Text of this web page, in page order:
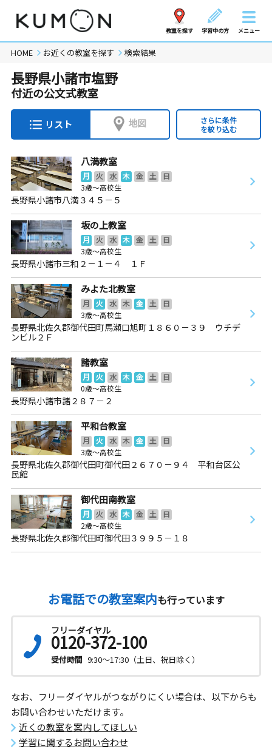
教室を探す 学習中の方 メニュー
HOME お近くの教室を探す 検索結果
長野県小諸市塩野
付近の公文式教室
リスト 地図
さらに条件
を絞り込む
八満教室
月 火 水 木 金 土
日
3歳～高校生
長野県小諸市八満３４５－５
坂の上教室
月 火 水 木 金 土
日
3歳～高校生
長野県小諸市三和２－１－４ １Ｆ
みよた北教室
月 火 水 木 金 土
日
3歳～高校生
長野県北佐久郡御代田町馬瀬口旭町１８６０－３９ ウチデ
ンビル２Ｆ
諸教室
月 火 水 木 金 土
日
0歳～高校生
長野県小諸市諸２８７－２
平和台教室
月 火 水 木 金 土
日
3歳～高校生
長野県北佐久郡御代田町御代田２６７０－９４ 平和台区公
民館
御代田南教室
月 火 水 木 金 土
日
2歳～高校生
長野県北佐久郡御代田町御代田３９９５－１８
お電話での教室案内も行っています
フリーダイヤル
0120-372-100
受付時間 9:30～17:30（土日、祝日除く）
なお、フリーダイヤルがつながりにくい場合は、以下からも
お問い合わせいただけます。
近くの教室を案内してほしい
学習に関するお問い合わせ